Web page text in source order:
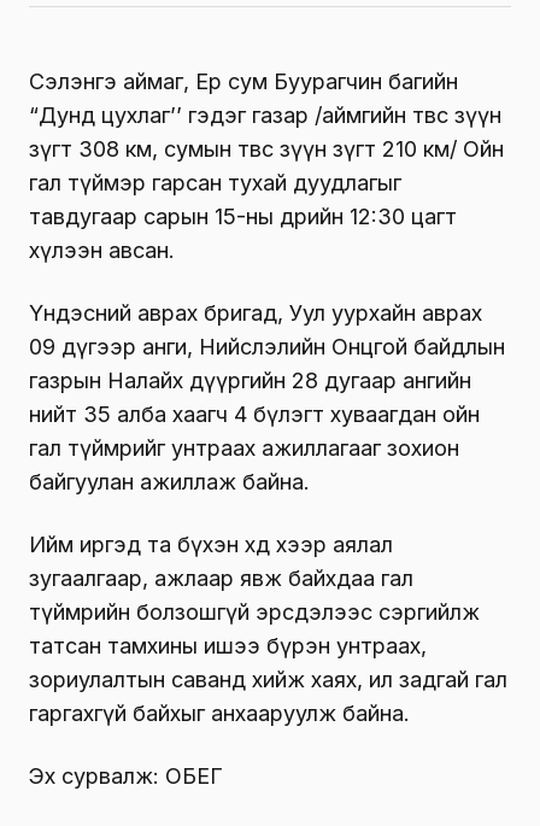
Сэлэнгэ аймаг, Ерөө сум Буурагчин багийн
“Дунд цухлаг’’ гэдэг газар /аймгийн төвөөс зүүн
зүгт 308 км, сумын төвөөс зүүн зүгт 210 км/ Ойн
гал түймэр гарсан тухай дуудлагыг
тавдугаар сарын 15-ны өдрийн 12:30 цагт
хүлээн авсан.
Үндэсний аврах бригад, Уул уурхайн аврах
09 дүгээр анги, Нийслэлийн Онцгой байдлын
газрын Налайх дүүргийн 28 дугаар ангийн
нийт 35 алба хаагч 4 бүлэгт хуваагдан ойн
гал түймрийг унтраах ажиллагааг зохион
байгуулан ажиллаж байна.
Ийм иргэд та бүхэн хөдөө хээр аялал
зугаалгаар, ажлаар явж байхдаа гал
түймрийн болзошгүй эрсдэлээс сэргийлж
татсан тамхины ишээ бүрэн унтраах,
зориулалтын саванд хийж хаях, ил задгай гал
гаргахгүй байхыг анхааруулж байна.
Эх сурвалж: ОБЕГ